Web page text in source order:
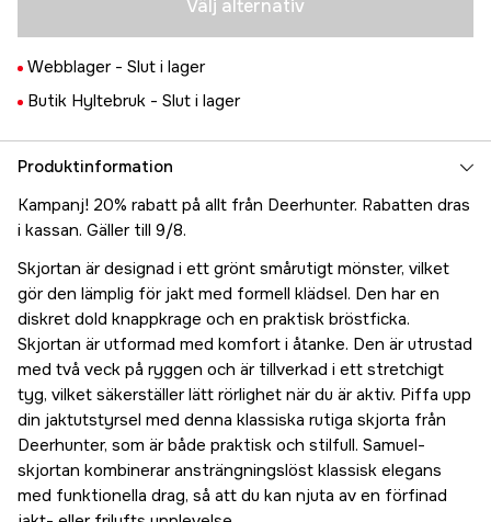
520 kr
47/48
49/50
520 kr
Välj alternativ
Webblager - Slut i lager
Butik Hyltebruk - Slut i lager
Produktinformation
Kampanj! 20% rabatt på allt från Deerhunter. Rabatten dras
i kassan. Gäller till 9/8.
Skjortan är designad i ett grönt smårutigt mönster, vilket
gör den lämplig för jakt med formell klädsel. Den har en
diskret dold knappkrage och en praktisk bröstficka.
Skjortan är utformad med komfort i åtanke. Den är utrustad
med två veck på ryggen och är tillverkad i ett stretchigt
tyg, vilket säkerställer lätt rörlighet när du är aktiv. Piffa upp
din jaktutstyrsel med denna klassiska rutiga skjorta från
Deerhunter, som är både praktisk och stilfull. Samuel-
skjortan kombinerar ansträngningslöst klassisk elegans
med funktionella drag, så att du kan njuta av en förfinad